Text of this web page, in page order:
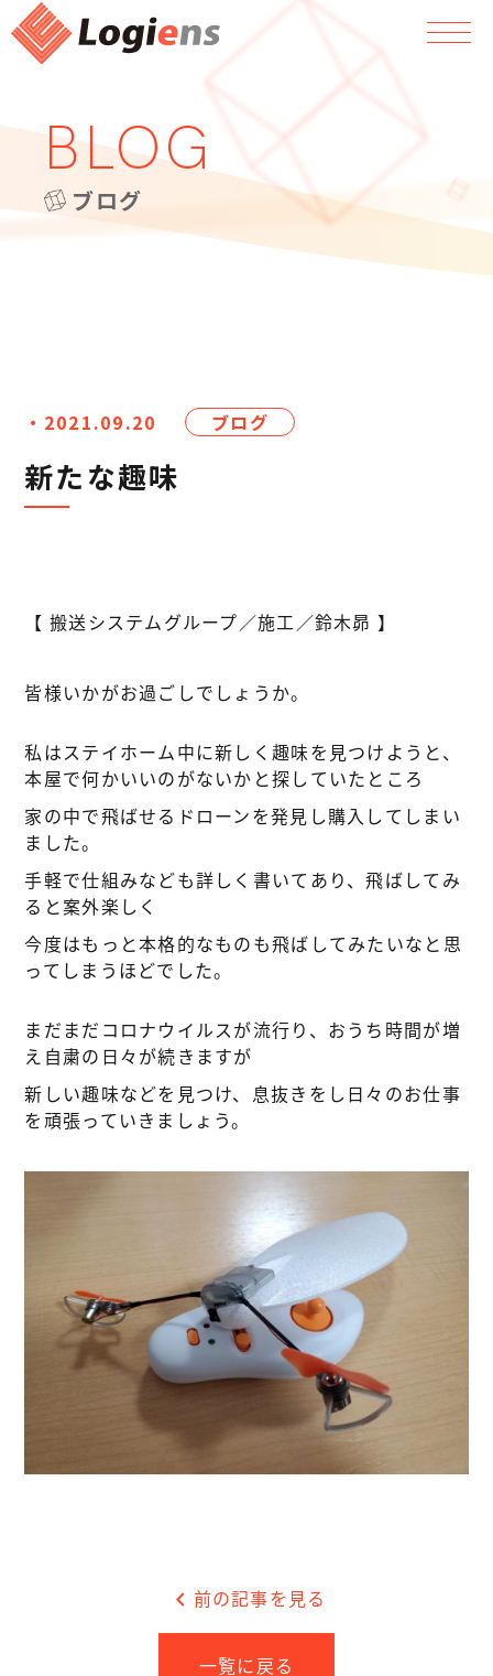
BLOG
ブログ
・2021.09.20 ブログ
新たな趣味
【 搬送システムグループ／施工／鈴木昴 】
皆様いかがお過ごしでしょうか。
私はステイホーム中に新しく趣味を見つけようと、
本屋で何かいいのがないかと探していたところ
家の中で飛ばせるドローンを発見し購入してしまい
ました。
手軽で仕組みなども詳しく書いてあり、飛ばしてみ
ると案外楽しく
今度はもっと本格的なものも飛ばしてみたいなと思
ってしまうほどでした。
まだまだコロナウイルスが流行り、おうち時間が増
え自粛の日々が続きますが
新しい趣味などを見つけ、息抜きをし日々のお仕事
を頑張っていきましょう。
chevron_left 前の記事を見る
一覧に戻る